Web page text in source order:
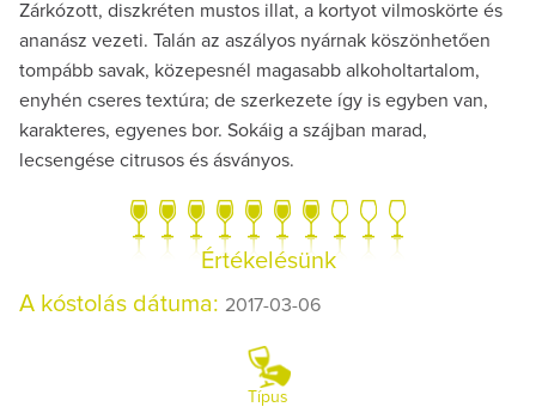
Zárkózott, diszkréten mustos illat, a kortyot vilmoskörte és
ananász vezeti. Talán az aszályos nyárnak köszönhetően
tompább savak, közepesnél magasabb alkoholtartalom,
enyhén cseres textúra; de szerkezete így is egyben van,
karakteres, egyenes bor. Sokáig a szájban marad,
lecsengése citrusos és ásványos.
Értékelésünk
A kóstolás dátuma: 2017-03-06
Típus